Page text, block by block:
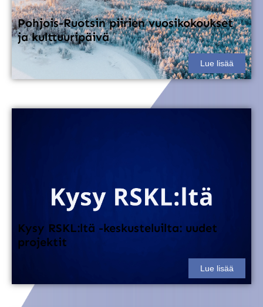
Pohjois-Ruotsin piirien vuosikokoukset
ja kulttuuripäivä
Lue lisää
Kysy RSKL:ltä -keskusteluilta: uudet
projektit
Lue lisää